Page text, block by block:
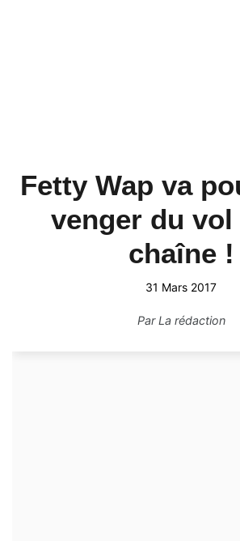
Fetty Wap va
venger du vol
chaîne !
31 Mars 2017
ParLa rédaction